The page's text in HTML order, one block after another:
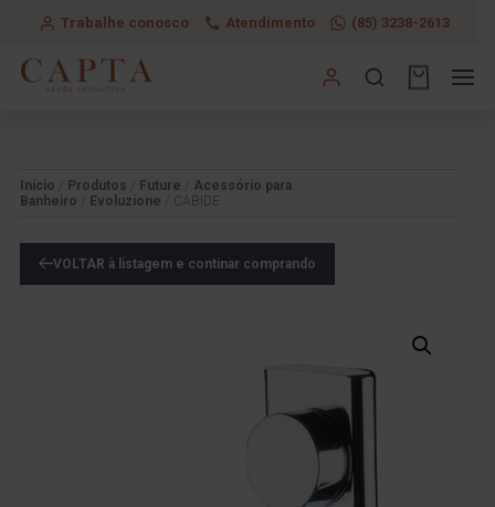
Trabalhe conosco Atendimento (85) 3238-2613
Início Produtos Future
Acessório para
Banheiro
Evoluzione / CABIDE
VOLTAR à listagem e continar comprando